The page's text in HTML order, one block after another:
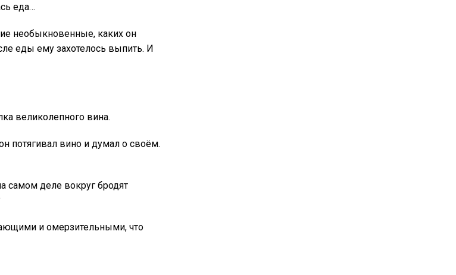
еда…
необыкновенные, каких он
еды ему захотелось выпить. И
великолепного вина.
потягивал вино и думал о своём.
самом деле вокруг бродят
и омерзительными, что